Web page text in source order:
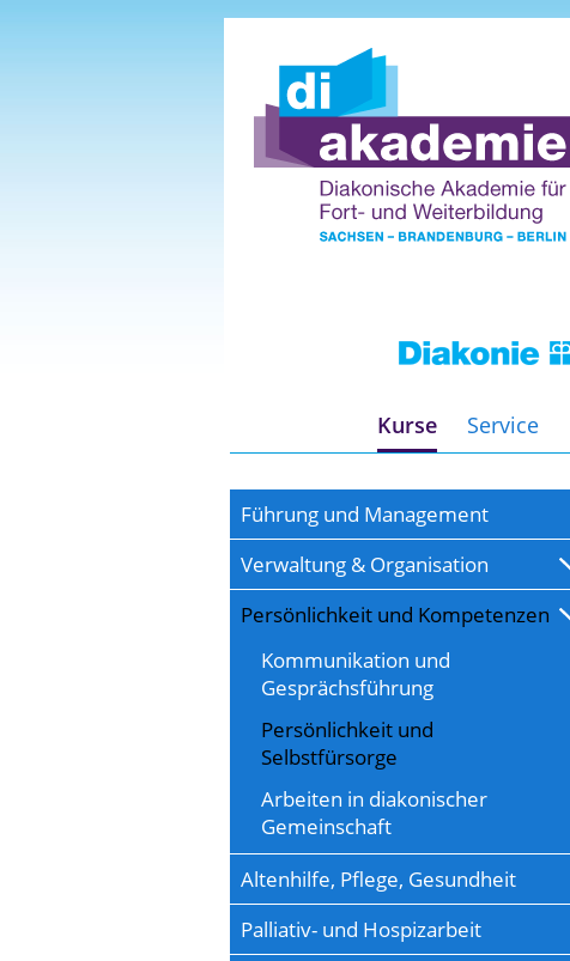
Kurse Service
Führung und Management
Verwaltung & Organisation
Persönlichkeit und Kompetenzen
Kommunikation und
Gesprächsführung
Persönlichkeit und
Selbstfürsorge
Arbeiten in diakonischer
Gemeinschaft
Altenhilfe, Pflege, Gesundheit
Palliativ- und Hospizarbeit